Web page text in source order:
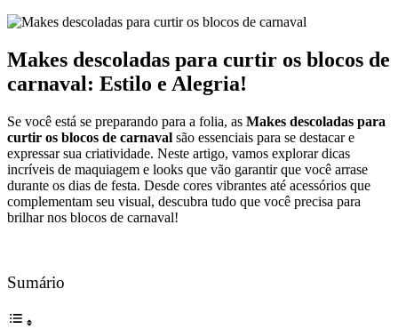
Makes descoladas para curtir os blocos de
carnaval: Estilo e Alegria!
Se você está se preparando para a folia, as Makes descoladas para
curtir os blocos de carnaval são essenciais para se destacar e
expressar sua criatividade. Neste artigo, vamos explorar dicas
incríveis de maquiagem e looks que vão garantir que você arrase
durante os dias de festa. Desde cores vibrantes até acessórios que
complementam seu visual, descubra tudo que você precisa para
brilhar nos blocos de carnaval!
Sumário